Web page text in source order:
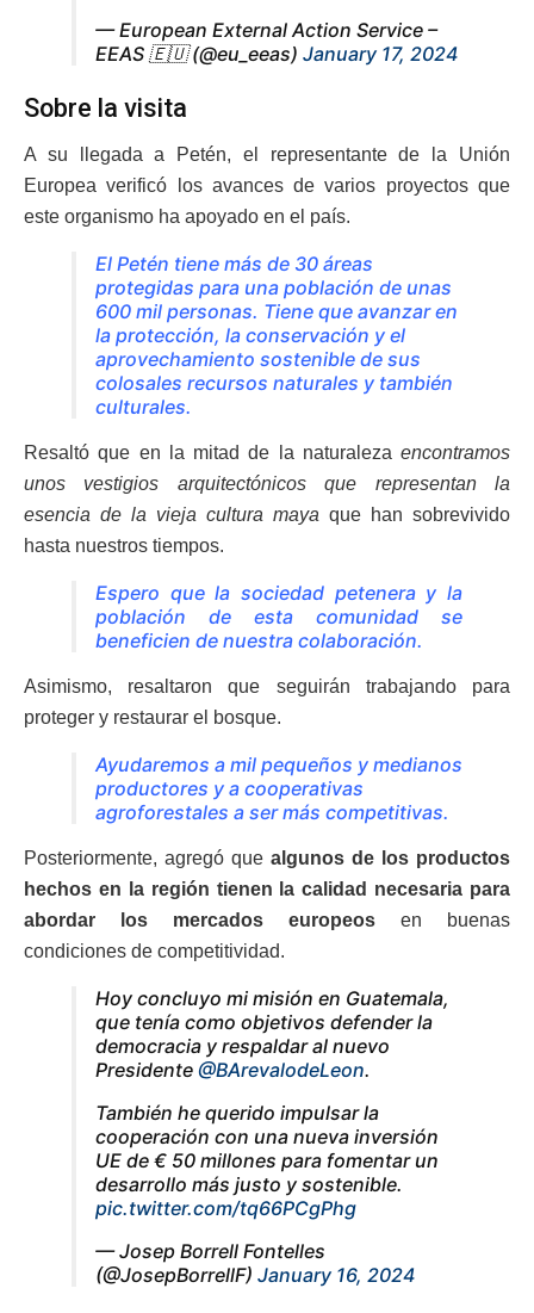
— European External Action Service –
EEAS 🇪🇺 (@eu_eeas) January 17, 2024
Sobre la visita
A su llegada a Petén, el representante de la Unión
Europea verificó los avances de varios proyectos que
este organismo ha apoyado en el país.
El Petén tiene más de 30 áreas
protegidas para una población de unas
600 mil personas. Tiene que avanzar en
la protección, la conservación y el
aprovechamiento sostenible de sus
colosales recursos naturales y también
culturales.
Resaltó que en la mitad de la naturaleza encontramos
unos vestigios arquitectónicos que representan la
esencia de la vieja cultura maya que han sobrevivido
hasta nuestros tiempos.
Espero que la sociedad petenera y la
población de esta comunidad se
beneficien de nuestra colaboración.
Asimismo, resaltaron que seguirán trabajando para
proteger y restaurar el bosque.
Ayudaremos a mil pequeños y medianos
productores y a cooperativas
agroforestales a ser más competitivas.
Posteriormente, agregó que algunos de los productos
hechos en la región tienen la calidad necesaria para
abordar los mercados europeos en buenas
condiciones de competitividad.
Hoy concluyo mi misión en Guatemala,
que tenía como objetivos defender la
democracia y respaldar al nuevo
Presidente @BArevalodeLeon.
También he querido impulsar la
cooperación con una nueva inversión
UE de € 50 millones para fomentar un
desarrollo más justo y sostenible.
pic.twitter.com/tq66PCgPhg
— Josep Borrell Fontelles
(@JosepBorrellF) January 16, 2024